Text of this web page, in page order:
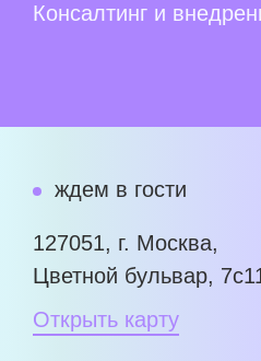
Консалтинг и
ждем в гости
127051, г. Москва,
Цветной бульвар,
Открыть карту